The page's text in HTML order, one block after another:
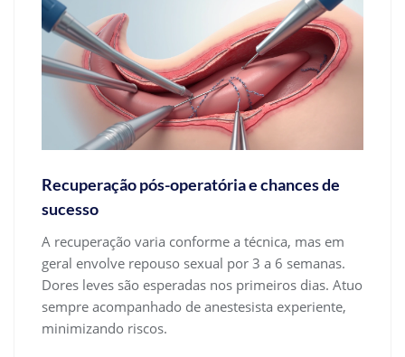
Recuperação pós-operatória e chances de
sucesso
A recuperação varia conforme a técnica, mas em
geral envolve repouso sexual por 3 a 6 semanas.
Dores leves são esperadas nos primeiros dias. Atuo
sempre acompanhado de anestesista experiente,
minimizando riscos.